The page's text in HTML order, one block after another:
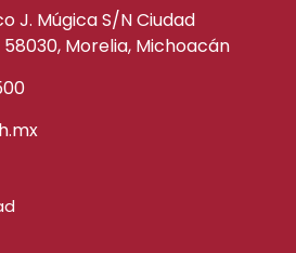
J. Múgica S/N Ciudad
58030, Morelia, Michoacán